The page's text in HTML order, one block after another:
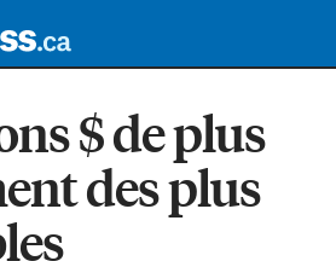
$ de plus
des plus